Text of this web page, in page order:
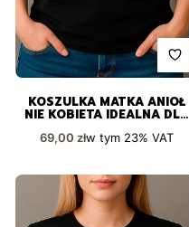
KOSZULKA MATKA ANIOŁ
NIE KOBIETA IDEALNA DLA
Cena brutto
69,00 złw tym 23%VAT